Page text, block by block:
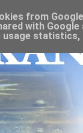
from
with
usage statistics,